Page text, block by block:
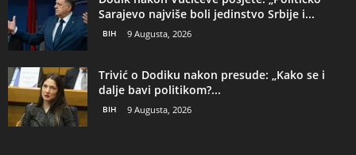
Sarajevo najviše boli jedinstvo Srbije i...
BIH 9 Augusta, 2026
Trivić o Dodiku nakon presude: „Kako se i
dalje bavi politikom?...
BIH 9 Augusta, 2026